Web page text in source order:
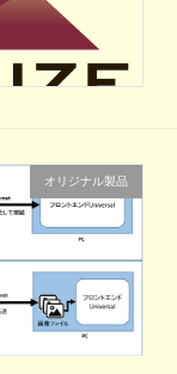
オリジナル製品